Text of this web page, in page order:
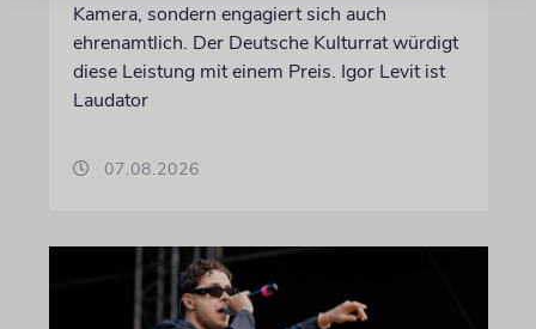
Kamera, sondern engagiert sich auch
ehrenamtlich. Der Deutsche Kulturrat würdigt
diese Leistung mit einem Preis. Igor Levit ist
Laudator
07.08.2026